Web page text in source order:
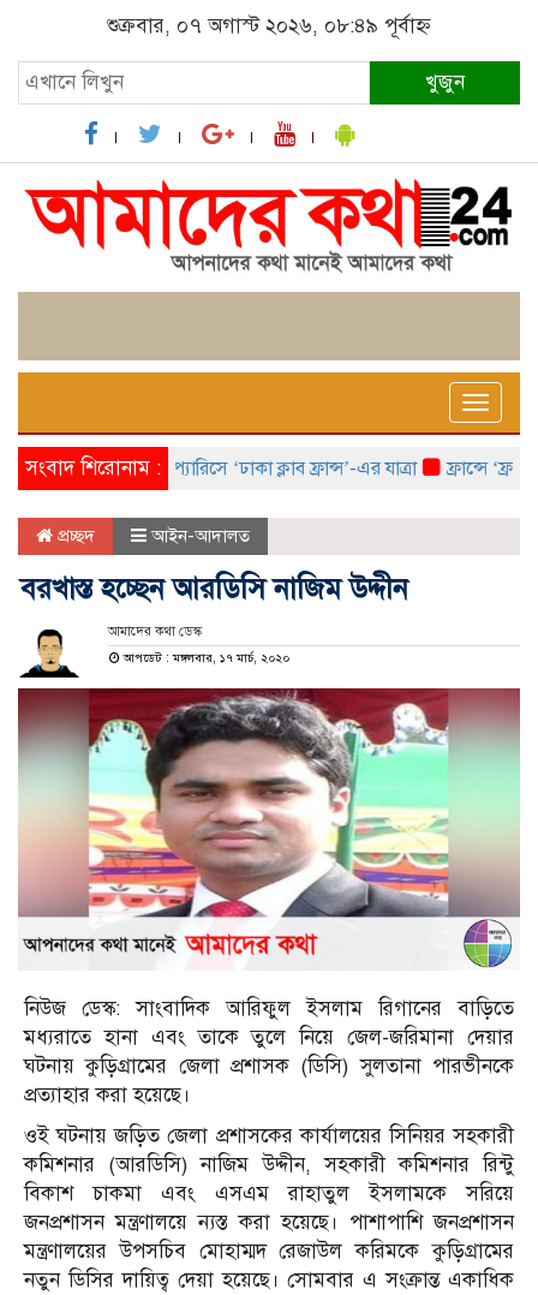
শুক্রবার, ০৭ অগাস্ট ২০২৬, ০৮:৪৯ পূর্বাহ্ন
খুজুন
Toggle
সংবাদ শিরোনাম :প্যারিসে ‘ঢাকা ক্লাব ফ্রান্স’-এর যাত্রা ফ্রান্সে ‘ফ্রাঙ্কো
প্রচ্ছদ আইন-আদালত
বরখাস্ত হচ্ছেন আরডিসি নাজিম উদ্দীন
আমাদের কথা ডেস্ক
আপডেট : মঙ্গলবার, ১৭ মার্চ, ২০২০
নিউজ ডেস্ক: সাংবাদিক আরিফুল ইসলাম রিগানের বাড়িতে
মধ্যরাতে হানা এবং তাকে তুলে নিয়ে জেল-জরিমানা দেয়ার
ঘটনায় কুড়িগ্রামের জেলা প্রশাসক (ডিসি) সুলতানা পারভীনকে
প্রত্যাহার করা হয়েছে।
ওই ঘটনায় জড়িত জেলা প্রশাসকের কার্যালয়ের সিনিয়র সহকারী
কমিশনার (আরডিসি) নাজিম উদ্দীন, সহকারী কমিশনার রিন্টু
বিকাশ চাকমা এবং এসএম রাহাতুল ইসলামকে সরিয়ে
জনপ্রশাসন মন্ত্রণালয়ে ন্যস্ত করা হয়েছে। পাশাপাশি জনপ্রশাসন
মন্ত্রণালয়ের উপসচিব মোহাম্মদ রেজাউল করিমকে কুড়িগ্রামের
নতুন ডিসির দায়িত্ব দেয়া হয়েছে। সোমবার এ সংক্রান্ত একাধিক